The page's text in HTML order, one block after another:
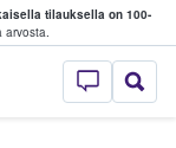
tilauksella on 100-
arvosta.
-